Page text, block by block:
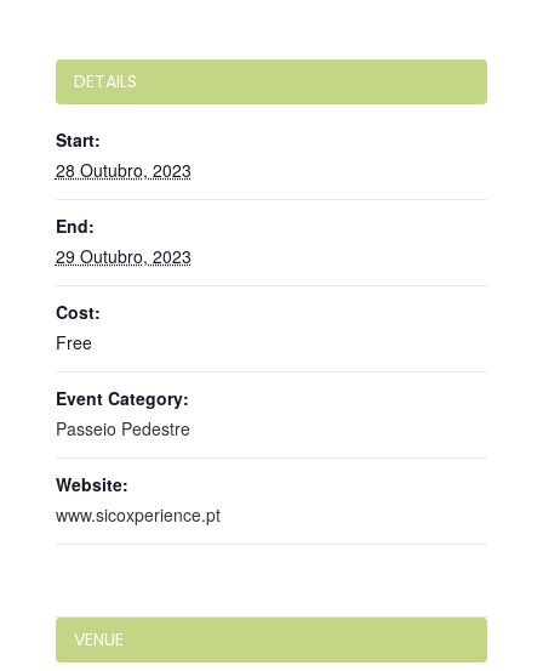
DETAILS
Start:
28 Outubro, 2023
End:
29 Outubro, 2023
Cost:
Free
Event Category:
Passeio Pedestre
Website:
www.sicoxperience.pt
VENUE